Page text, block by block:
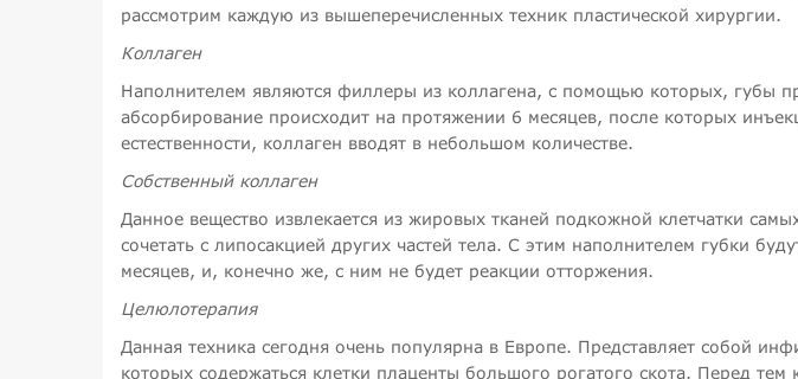
рассмотрим каждую из вышеперечисленных техник пластической хирургии.
Коллаген
Наполнителем являются филлеры из коллагена, с помощью которых, губы
абсорбирование происходит на протяжении 6 месяцев, после которых
естественности, коллаген вводят в небольшом количестве.
Собственный коллаген
Данное вещество извлекается из жировых тканей подкожной клетчатки
сочетать с липосакцией других частей тела. С этим наполнителем губки
месяцев, и, конечно же, с ним не будет реакции отторжения.
Целюлотерапия
Данная техника сегодня очень популярна в Европе. Представляет собой
которых содержаться клетки плаценты большого рогатого скота. Перед